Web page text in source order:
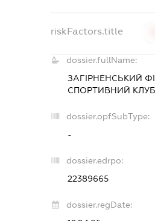
riskFactors.title
dossier.fullName:
ЗАГІРНЕНСЬКИЙ
СПОРТИВНИЙ КЛУБ
dossier.opfSubType:
-
dossier.edrpo:
22389665
dossier.regDate: